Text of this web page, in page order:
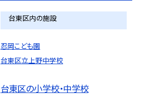
台東区内の施設
忍岡こども園
台東区立上野中学校
台東区の小学校・中学校